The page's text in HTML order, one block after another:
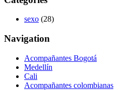
sexo (28)
Navigation
Acompañantes Bogotá
Medellín
Cali
Acompañantes colombianas